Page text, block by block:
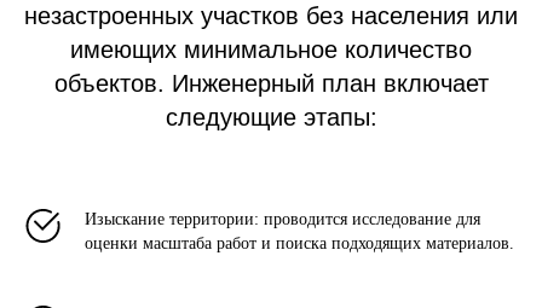
незастроенных участков без населения или
имеющих минимальное количество
объектов. Инженерный план включает
следующие этапы:
Изыскание территории: проводится исследование для
оценки масштаба работ и поиска подходящих материалов.